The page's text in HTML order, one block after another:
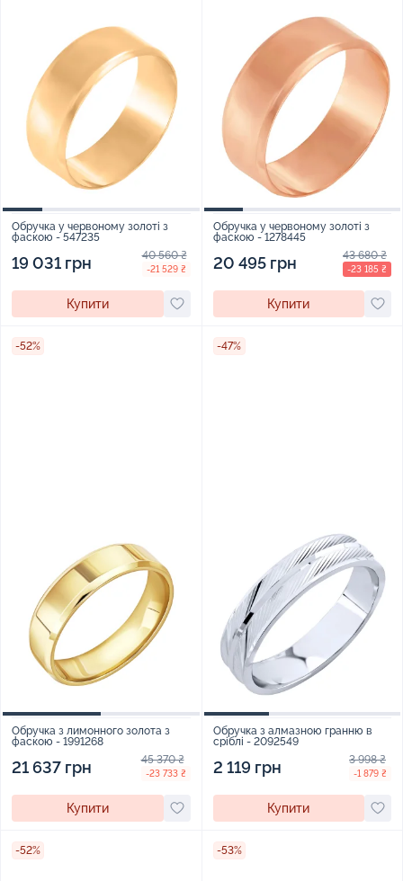
Обручка у червоному золоті з
фаскою - 547235
19 031 грн 40 560 ₴
-21 529 ₴
Купити
Обручка у червоному золоті з
фаскою - 1278445
20 495 грн 43 680 ₴
-23 185 ₴
Купити
-52%
Обручка з лимонного золота з
фаскою - 1991268
21 637 грн 45 370 ₴
-23 733 ₴
Купити
-47%
Обручка з алмазною гранню в
сріблі - 2092549
2 119 грн 3 998 ₴
-1 879 ₴
Купити
-52% -53%